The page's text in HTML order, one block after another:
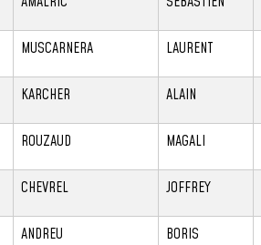
MUSCARNERA LAURENT
KARCHER ALAIN
ROUZAUD MAGALI
CHEVREL JOFFREY
ANDREU BORIS